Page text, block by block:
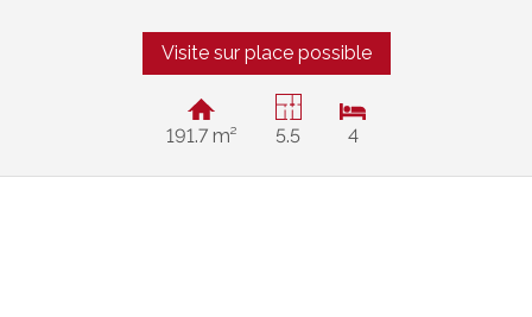
Visite sur place possible
191.7 m² 5.5 4